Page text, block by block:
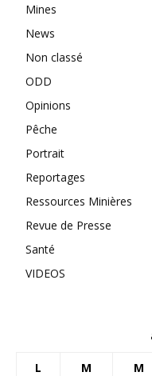
Mines
News
Non classé
ODD
Opinions
Pêche
Portrait
Reportages
Ressources Minières
Revue de Presse
Santé
VIDEOS
L M M